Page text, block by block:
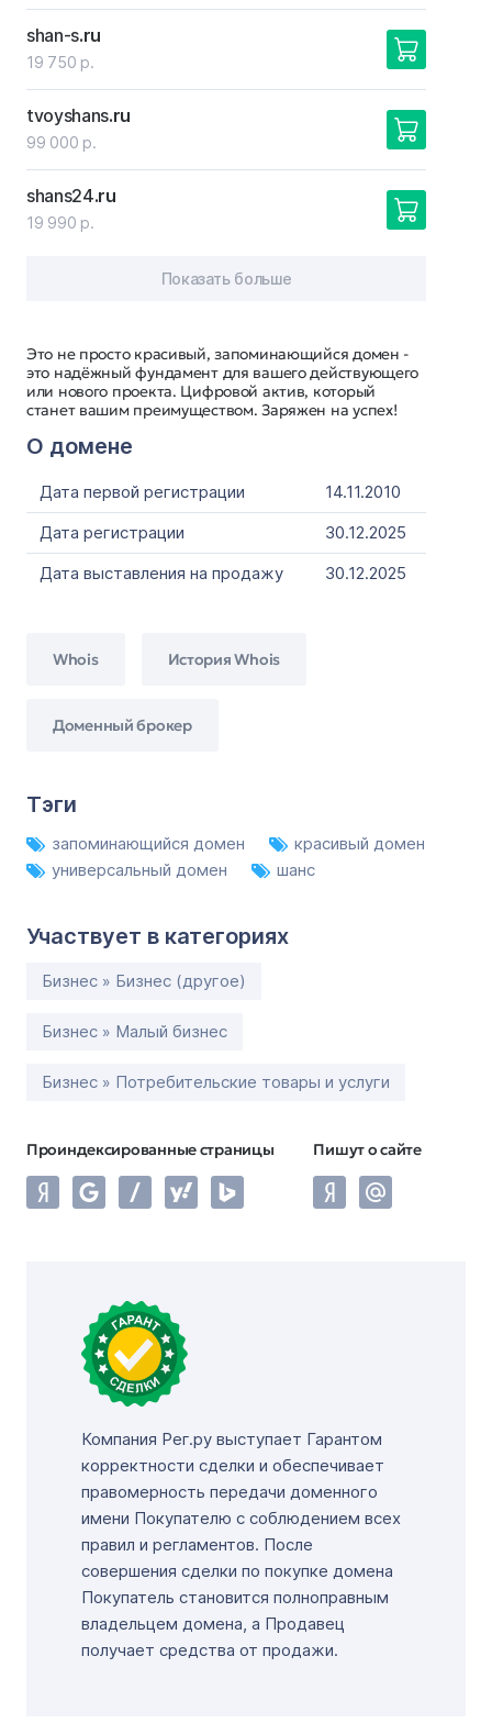
Это не просто красивый, запоминающийся домен -
это надёжный фундамент для вашего действующего
или нового проекта. Цифровой актив, который
станет вашим преимуществом. Заряжен на успех!
О домене
Дата первой регистрации
14.11.2010
Дата регистрации
30.12.2025
Дата выставления на продажу
30.12.2025
Whois История Whois
Доменный брокер
Тэги
запоминающийся домен
красивый домен
универсальный домен
шанс
Участвует в категориях
Бизнес » Бизнес (другое)
Бизнес » Малый бизнес
Бизнес » Потребительские товары и услуги
Проиндексированные страницы Пишут о сайте
shan-s.ru
19 750 р.
tvoyshans.ru
99 000 р.
shans24.ru
19 990 р.
Показать больше
Компания Рег.ру выступает Гарантом
корректности сделки и обеспечивает
правомерность передачи доменного
имени Покупателю с соблюдением всех
правил и регламентов. После
совершения сделки по покупке домена
Покупатель становится полноправным
владельцем домена, а Продавец
получает средства от продажи.